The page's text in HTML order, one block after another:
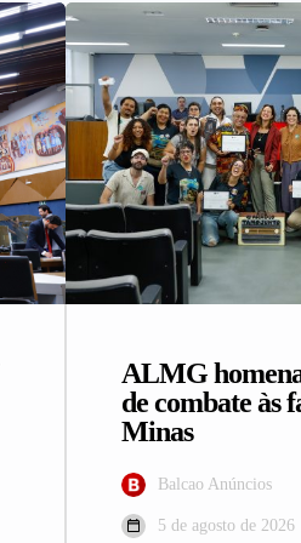
ALMG
de combate às
Minas
Balcao Anúncios
5 de agosto de 2026